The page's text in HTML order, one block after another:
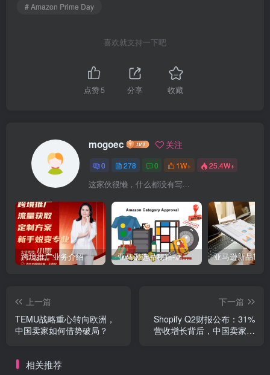
# Amazon Prime Day
喜欢就支持一下吧
点赞5 分享 收藏
mogoec 关注
0 278 0 1W+ 25.4W+
这家伙很懒，什么都没有写...
跨境推广业务介绍 亚马逊选品秘籍-居中店铺掘金术：精铺卖家月入$10000的选品方案（附数据拆解）
上一篇
TEMU战略重心转向欧洲，
中国卖家如何借势破局？
下一篇
Shopify Q2财报公布：31%
营收增长背后，中国卖家的
相关推荐